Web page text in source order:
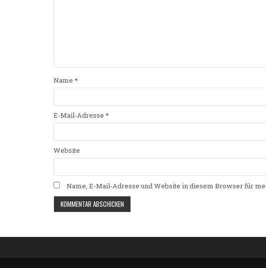
Name *
E-Mail-Adresse *
Website
Name, E-Mail-Adresse und Website in diesem Browser für